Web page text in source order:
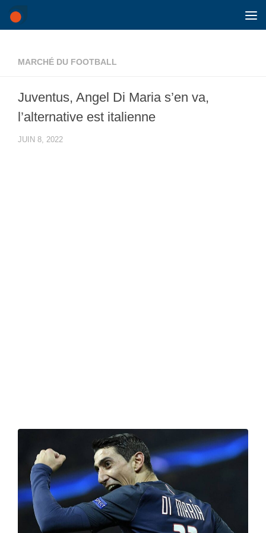
Skip to content
MARCHÉ DU FOOTBALL
Juventus, Angel Di Maria s’en va,
l’alternative est italienne
JUIN 8, 2022